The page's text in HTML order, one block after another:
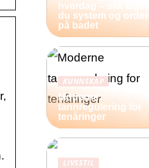
hverdag – slik lager
du system og orden
på badet
KUNNSKAP
Moderne
tannregulering for
tenåringer
LIVSSTIL